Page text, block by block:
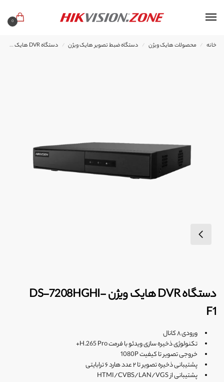
0
خانه / محصولات هایک ویژن / دستگاه ضبط تصویر هایک ویژن / دستگاه DVR هایک ویژن
دستگاه DVR هایک ویژن DS-7208HGHI-
F1
ورودی ۸ کانال
تکنولوژی ذخیره سازی ویدئو با فرمتH.265 Pro+
خروجی تصویر تا کیفیت 1080P
پشتیبانی ذخیره تصویر تا ۲ عدد هارد ۶ ترابایتی
پشتیبانی از HTMI/CVBS/LAN/VGS